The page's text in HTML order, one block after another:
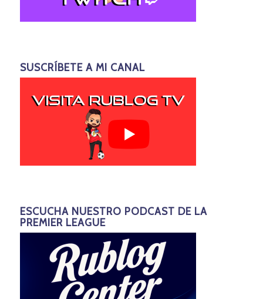
SUSCRÍBETE A MI CANAL
ESCUCHA NUESTRO PODCAST DE LA
PREMIER LEAGUE